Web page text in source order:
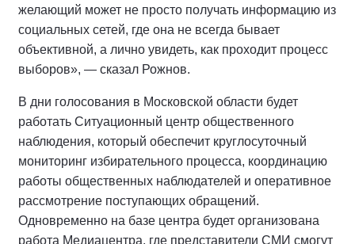
желающий может не просто получать информацию из
социальных сетей, где она не всегда бывает
объективной, а лично увидеть, как проходит процесс
выборов», — сказал Рожнов.
В дни голосования в Московской области будет
работать Ситуационный центр общественного
наблюдения, который обеспечит круглосуточный
мониторинг избирательного процесса, координацию
работы общественных наблюдателей и оперативное
рассмотрение поступающих обращений.
Одновременно на базе центра будет организована
работа Медиацентра, где представители СМИ смогут